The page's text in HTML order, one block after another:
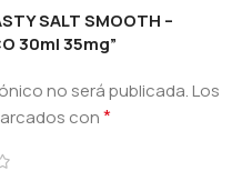
SALT SMOOTH –
30ml 35mg”
no será publicada.Los
con*